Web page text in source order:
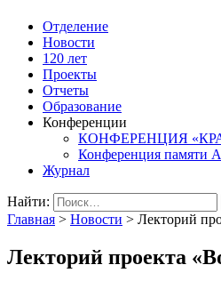
Отделение
Новости
120 лет
Проекты
Отчеты
Образование
Конференции
КОНФЕРЕНЦИЯ
Конференция памяти
Журнал
Найти:
Главная > Новости > Лекторий
Лекторий проекта